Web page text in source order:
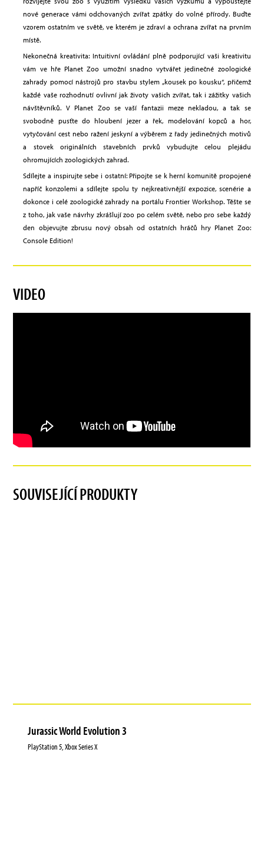
nové generace vámi odchovaných zvířat zpátky do volné přírody. Buďte
vzorem ostatním ve světě, ve kterém je zdraví a ochrana zvířat na prvním
místě.
Nekonečná kreativita: Intuitivní ovládání plně podporující vaši kreativitu
vám ve hře Planet Zoo umožní snadno vytvářet jedinečné zoologické
zahrady pomocí nástrojů pro stavbu stylem „kousek po kousku“, přičemž
každé vaše rozhodnutí ovlivní jak životy vašich zvířat, tak i zážitky vašich
návštěvníků. V Planet Zoo se vaší fantazii meze nekladou, a tak se
svobodně pusťte do hloubení jezer a řek, modelování kopců a hor,
vytyčování cest nebo ražení jeskyní a výběrem z řady jedinečných motivů
a stovek originálních stavebních prvků vybudujte celou plejádu
ohromujících zoologických zahrad.
Sdílejte a inspirujte sebe i ostatní: Připojte se k herní komunitě propojené
napříč konzolemi a sdílejte spolu ty nejkreativnější expozice, scenérie a
dokonce i celé zoologické zahrady na portálu Frontier Workshop. Těšte se
z toho, jak vaše návrhy zkrášlují zoo po celém světě, nebo pro sebe každý
den objevujte zbrusu nový obsah od ostatních hráčů hry Planet Zoo:
Console Edition!
VIDEO
SOUVISEJÍCÍ PRODUKTY
Jurassic World Evolution 3
PlayStation 5, Xbox Series X